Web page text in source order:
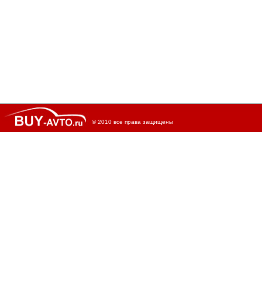
© 2010 все права защищены